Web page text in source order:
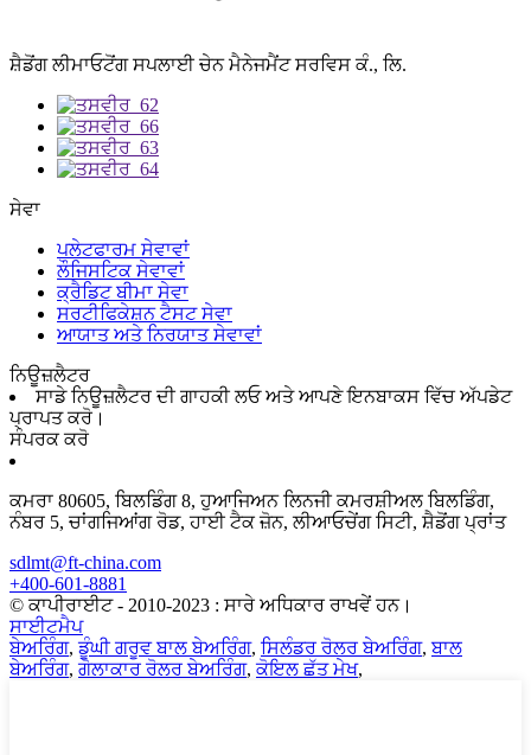
ਸ਼ੈਡੋਂਗ ਲੀਮਾਓਟੋਂਗ ਸਪਲਾਈ ਚੇਨ ਮੈਨੇਜਮੈਂਟ ਸਰਵਿਸ ਕੰ., ਲਿ.
ਸੇਵਾ
ਪਲੇਟਫਾਰਮ ਸੇਵਾਵਾਂ
ਲੌਜਿਸਟਿਕ ਸੇਵਾਵਾਂ
ਕ੍ਰੈਡਿਟ ਬੀਮਾ ਸੇਵਾ
ਸਰਟੀਫਿਕੇਸ਼ਨ ਟੈਸਟ ਸੇਵਾ
ਆਯਾਤ ਅਤੇ ਨਿਰਯਾਤ ਸੇਵਾਵਾਂ
ਨਿਊਜ਼ਲੈਟਰ
ਸਾਡੇ ਨਿਊਜ਼ਲੈਟਰ ਦੀ ਗਾਹਕੀ ਲਓ ਅਤੇ ਆਪਣੇ ਇਨਬਾਕਸ ਵਿੱਚ ਅੱਪਡੇਟ
ਪ੍ਰਾਪਤ ਕਰੋ।
ਸੰਪਰਕ ਕਰੋ
ਕਮਰਾ 80605, ਬਿਲਡਿੰਗ 8, ਹੁਆਜਿਅਨ ਲਿਨਜੀ ਕਮਰਸ਼ੀਅਲ ਬਿਲਡਿੰਗ,
ਨੰਬਰ 5, ਚਾਂਗਜਿਆਂਗ ਰੋਡ, ਹਾਈ ਟੈਕ ਜ਼ੋਨ, ਲੀਆਓਚੇਂਗ ਸਿਟੀ, ਸ਼ੈਡੋਂਗ ਪ੍ਰਾਂਤ
sdlmt@ft-china.com
+400-601-8881
© ਕਾਪੀਰਾਈਟ - 2010-2023 : ਸਾਰੇ ਅਧਿਕਾਰ ਰਾਖਵੇਂ ਹਨ।
ਸਾਈਟਮੈਪ
ਬੇਅਰਿੰਗ,ਡੂੰਘੀ ਗਰੂਵ ਬਾਲ ਬੇਅਰਿੰਗ, ਸਿਲੰਡਰ ਰੋਲਰ ਬੇਅਰਿੰਗ,ਬਾਲ
ਬੇਅਰਿੰਗ, ਗੋਲਾਕਾਰ ਰੋਲਰ ਬੇਅਰਿੰਗ,ਕੋਇਲ ਛੱਤ ਮੇਖ,